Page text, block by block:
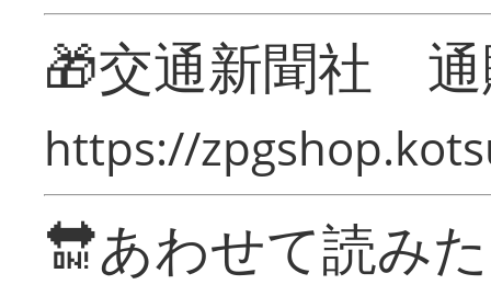
🎁交通新聞社
https://
🔛あわせて読み